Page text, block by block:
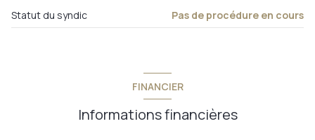
grenier
m²
Statut du syndic Pas de procédure en cours
FINANCIER
Informations financières